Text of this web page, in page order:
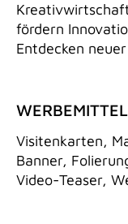
fördern
Entdecken
Visitenkarten,
Banner,
Video-Teaser,